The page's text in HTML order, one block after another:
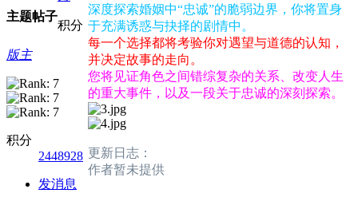
主题帖子
积分
版主
积分
2448928
发消息
深度探索婚姻中“忠诚”的脆弱边界，你将置身
于充满诱惑与抉择的剧情中。
每一个选择都将考验你对遇望与道德的认知，
并决定故事的走向。
您将见证角色之间错综复杂的关系、改变人生
的重大事件，以及一段关于忠诚的深刻探索。
更新日志：
作者暂未提供